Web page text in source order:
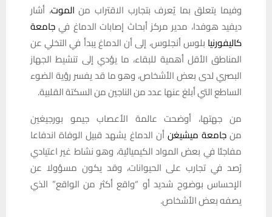
وفيما يتعلق بما يُعرف بتجارب الاقتراب من الموت، أشار
ديفيد هوفدا، مدير مركز أبحاث إصابات الدماغ فيجامعة
كاليفورنيا بلوس أنجلوس، إلى أن الدماغ يبدأ في التخلي عن
المناطق الأقل أهمية للبقاء، ما يؤدي إلى تنشيط الجهاز
البصري لدى بعض الأشخاص، وهو ما قد يفسر رؤية الضوء
الساطع التي أبلغ عنها عدد من الناجين من السكتة القلبية.
من جهتها، أوضحت عالمة الأعصاب جيمو بورجيغين
منجامعة ميشيغنأن الدماغ يشهد قبيل الوفاة اندفاعا
مفاجئا في بعض المواد الكيميائية، وهو نشاط غير اعتيادي
رُصد في تجارب على الحيوانات، وقد يكون مسؤولا عن
الإحساس بوضوح شديد أو “واقع أكثر من الواقع” الذي
يصفه بعض الأشخاص.